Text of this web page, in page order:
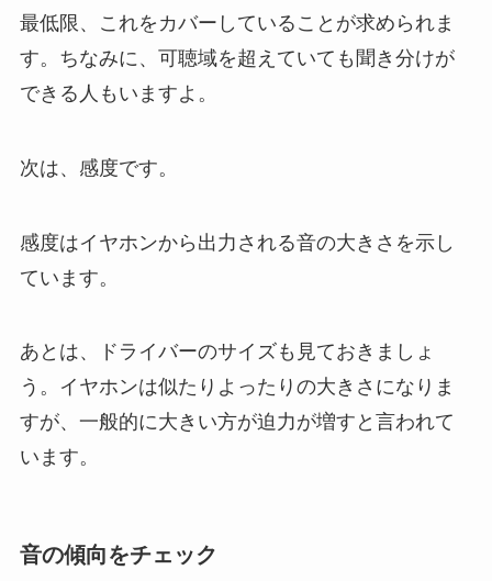
最低限、これをカバーしていることが求められま
す。ちなみに、可聴域を超えていても聞き分けが
できる人もいますよ。
次は、感度です。
感度はイヤホンから出力される音の大きさを示し
ています。
あとは、ドライバーのサイズも見ておきましょ
う。イヤホンは似たりよったりの大きさになりま
すが、一般的に大きい方が迫力が増すと言われて
います。
音の傾向をチェック